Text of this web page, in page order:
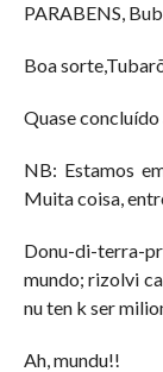
PARABENS,
Boa
Quase
NB: Estamos
Muita coisa,
Donu-di-terra-
mundo; rizolvi
nu ten k ser
Ah, mundu!!